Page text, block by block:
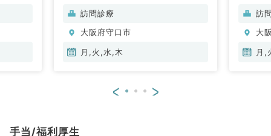
訪問診療
大阪府守口市
月,火,水,木
訪
大
月,
< >
手当/福利厚生